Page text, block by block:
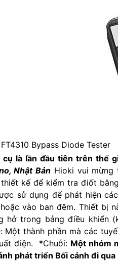
Bypass Diode Tester
cụ là lần đầu tiên trên thế
Nhật Bản Hioki vui mừng
kế để kiểm tra điốt
sử dụng để phát hiện
vào ban đêm. Thiết bị
hở trong bảng điều khiển
Một thành phần mà các
điện. *Chuỗi: Một nhóm
phát triển Bối cảnh đi qua